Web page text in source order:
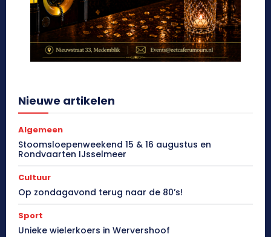
Nieuwe artikelen
Algemeen
Stoomsloepenweekend 15 & 16 augustus en
Rondvaarten IJsselmeer
Cultuur
Op zondagavond terug naar de 80’s!
Sport
Unieke wielerkoers in Wervershoof